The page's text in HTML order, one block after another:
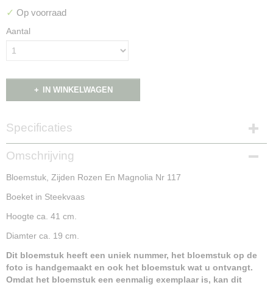
✓ Op voorraad
Aantal
IN WINKELWAGEN
Specificaties
Productcode
NG15191
Omschrijving
Bloemstuk, Zijden Rozen En Magnolia Nr 117
Boeket in Steekvaas
Hoogte ca. 41 cm.
Diamter ca. 19 cm.
Dit bloemstuk heeft een uniek nummer, het bloemstuk op de
foto is handgemaakt en ook het bloemstuk wat u ontvangt.
Omdat het bloemstuk een eenmalig exemplaar is, kan dit